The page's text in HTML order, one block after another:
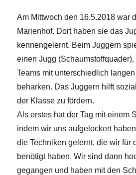
Am Mittwoch den 16.5.2018 war
Marienhof. Dort haben sie das
kennengelernt. Beim Juggern
einen Jugg
Teams mit unterschiedlich
beharken. Das Juggern hilft
der Klasse zu fördern.
Als erstes hat der Tag mit einem
indem wir uns aufgelockert
die Techniken gelernt, die wir für
benötigt haben. Wir sind dann
gegangen und haben mit den